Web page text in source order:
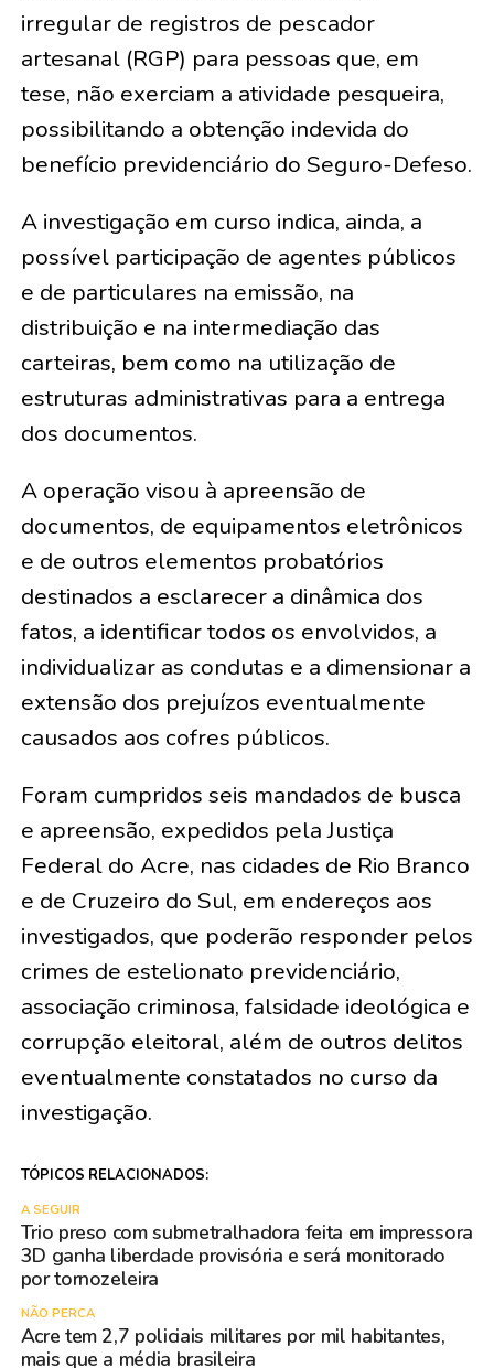
irregular de registros de pescador
artesanal (RGP) para pessoas que, em
tese, não exerciam a atividade pesqueira,
possibilitando a obtenção indevida do
benefício previdenciário do Seguro-Defeso.
A investigação em curso indica, ainda, a
possível participação de agentes públicos
e de particulares na emissão, na
distribuição e na intermediação das
carteiras, bem como na utilização de
estruturas administrativas para a entrega
dos documentos.
A operação visou à apreensão de
documentos, de equipamentos eletrônicos
e de outros elementos probatórios
destinados a esclarecer a dinâmica dos
fatos, a identificar todos os envolvidos, a
individualizar as condutas e a dimensionar a
extensão dos prejuízos eventualmente
causados aos cofres públicos.
Foram cumpridos seis mandados de busca
e apreensão, expedidos pela Justiça
Federal do Acre, nas cidades de Rio Branco
e de Cruzeiro do Sul, em endereços aos
investigados, que poderão responder pelos
crimes de estelionato previdenciário,
associação criminosa, falsidade ideológica e
corrupção eleitoral, além de outros delitos
eventualmente constatados no curso da
investigação.
TÓPICOS RELACIONADOS:
A SEGUIR
Trio preso com submetralhadora feita em impressora
3D ganha liberdade provisória e será monitorado
por tornozeleira
NÃO PERCA
Acre tem 2,7 policiais militares por mil habitantes,
mais que a média brasileira